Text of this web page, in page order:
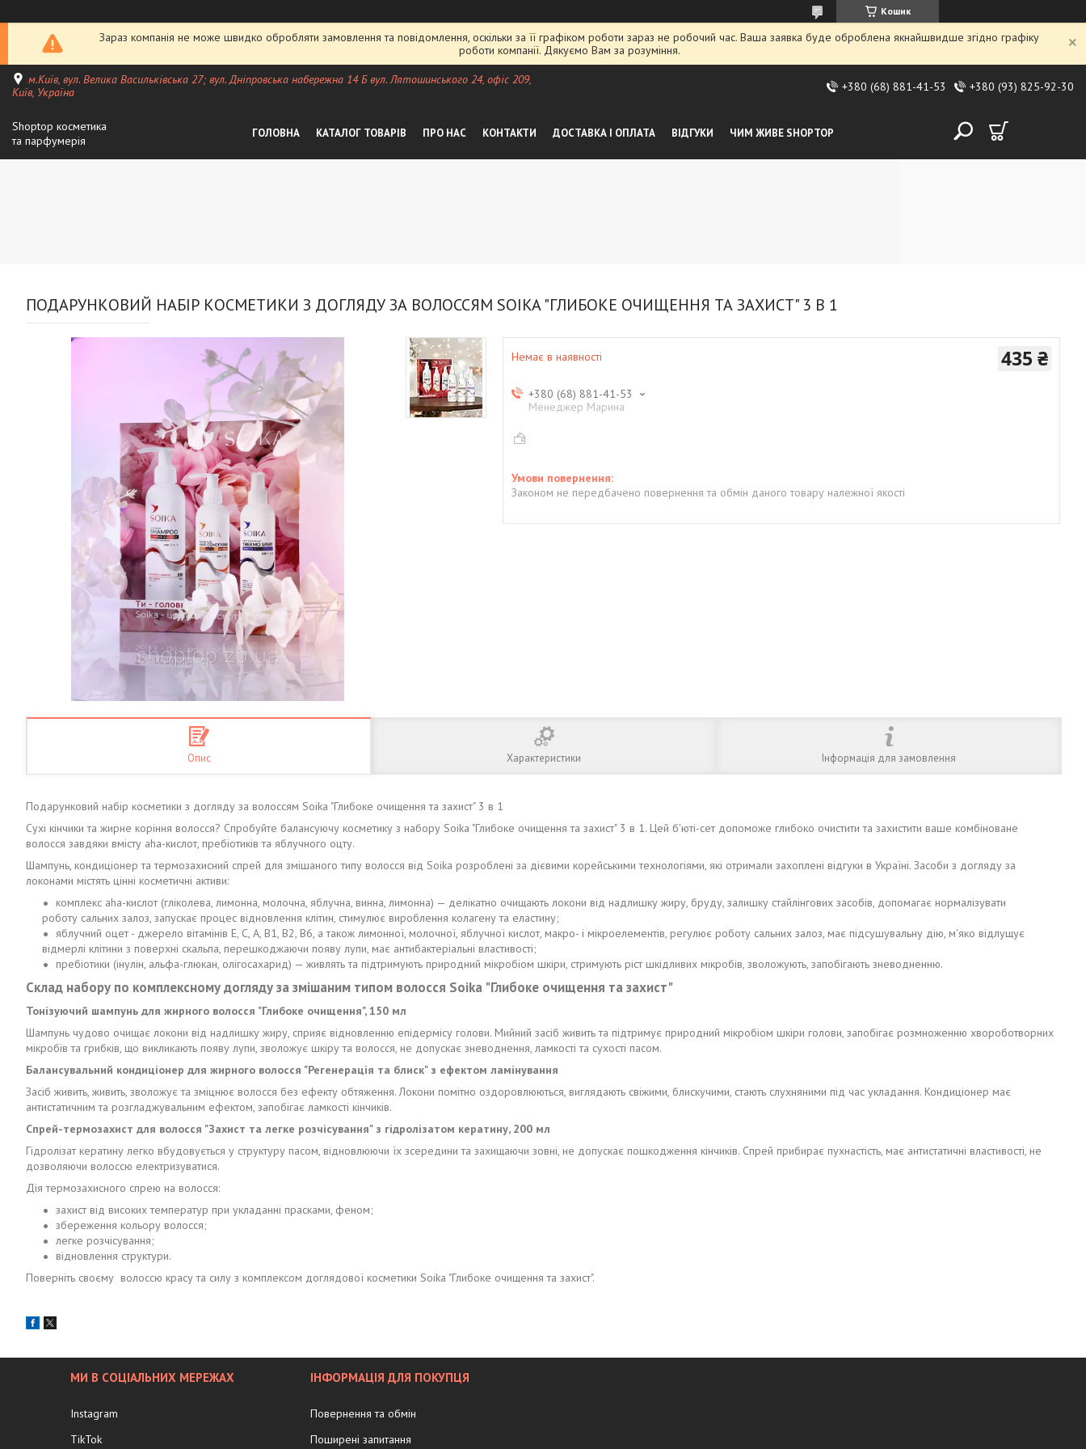
Кошик
Зараз компанія не може швидко обробляти замовлення та повідомлення, оскільки за її графіком роботи зараз не робочий час. Ваша заявка буде оброблена якнайшвидше згідно графіку
роботи компанії. Дякуємо Вам за розуміння.
м.Київ, вул. Велика Васильківська 27; вул. Дніпровська набережна 14 Б вул. Лятошинського 24, офіс 209,
Київ, Україна
+380 (68) 881-41-53 +380 (93) 825-92-30
Shoptop косметика
та парфумерія
ГОЛОВНА КАТАЛОГ ТОВАРІВ ПРО НАС КОНТАКТИ ДОСТАВКА І ОПЛАТА ВІДГУКИ ЧИМ ЖИВЕ SHOPTOP
ПОДАРУНКОВИЙ НАБІР КОСМЕТИКИ З ДОГЛЯДУ ЗА ВОЛОССЯМ SOIKA "ГЛИБОКЕ ОЧИЩЕННЯ ТА ЗАХИСТ" 3 В 1
Немає в наявності 435 ₴
+380 (68) 881-41-53
Менеджер Марина
Законом не передбачено повернення та обмін даного товару належної якості
Опис Характеристики Інформація для замовлення
Подарунковий набір косметики з догляду за волоссям Soika "Глибоке очищення та захист" 3 в 1
Сухі кінчики та жирне коріння волосся? Спробуйте балансуючу косметику з набору Soika "Глибоке очищення та захист" 3 в 1. Цей б'юті-сет допоможе глибоко очистити та захистити ваше комбіноване
волосся завдяки вмісту aha-кислот, пребіотиків та яблучного оцту.
Шампунь, кондиціонер та термозахисний спрей для змішаного типу волосся від Soika розроблені за дієвими корейськими технологіями, які отримали захоплені відгуки в Україні. Засоби з догляду за
локонами містять цінні косметичні активи:
комплекс aha-кислот (гліколева, лимонна, молочна, яблучна, винна, лимонна) — делікатно очищають локони від надлишку жиру, бруду, залишку стайлінгових засобів, допомагає нормалізувати
роботу сальних залоз, запускає процес відновлення клітин, стимулює вироблення колагену та еластину;
яблучний оцет - джерело вітамінів Е, С, А, В1, В2, В6, а також лимонної, молочної, яблучної кислот, макро- і мікроелементів, регулює роботу сальних залоз, має підсушувальну дію, м'яко відлущує
відмерлі клітини з поверхні скальпа, перешкоджаючи появу лупи, має антибактеріальні властивості;
пребіотики (інулін, альфа-глюкан, олігосахарид) — живлять та підтримують природний мікробіом шкіри, стримують ріст шкідливих мікробів, зволожують, запобігають зневодненню.
Склад набору по комплексному догляду за змішаним типом волосся Soika "Глибоке очищення та захист"
Тонізуючий шампунь для жирного волосся "Глибоке очищення", 150 мл
Шампунь чудово очищає локони від надлишку жиру, сприяє відновленню епідермісу голови. Мийний засіб живить та підтримує природний мікробіом шкіри голови, запобігає розмноженню хвороботворних
мікробів та грибків, що викликають появу лупи, зволожує шкіру та волосся, не допускає зневоднення, ламкості та сухості пасом.
Балансувальний кондиціонер для жирного волосся "Регенерація та блиск" з ефектом ламінування
Засіб живить, живить, зволожує та зміцнює волосся без ефекту обтяження. Локони помітно оздоровлюються, виглядають свіжими, блискучими, стають слухняними під час укладання. Кондиціонер має
антистатичним та розгладжувальним ефектом, запобігає ламкості кінчиків.
Спрей-термозахист для волосся "Захист та легке розчісування" з гідролізатом кератину, 200 мл
Гідролізат кератину легко вбудовується у структуру пасом, відновлюючи їх зсередини та захищаючи зовні, не допускає пошкодження кінчиків. Спрей прибирає пухнастість, має антистатичні властивості, не
дозволяючи волоссю електризуватися.
Дія термозахисного спрею на волосся:
захист від високих температур при укладанні прасками, феном;
збереження кольору волосся;
легке розчісування;
відновлення структури.
Поверніть своєму волоссю красу та силу з комплексом доглядової косметики Soika "Глибоке очищення та захист".
МИ В СОЦІАЛЬНИХ МЕРЕЖАХ
Instagram
TikTok
ІНФОРМАЦІЯ ДЛЯ ПОКУПЦЯ
Повернення та обмін
Поширені запитання